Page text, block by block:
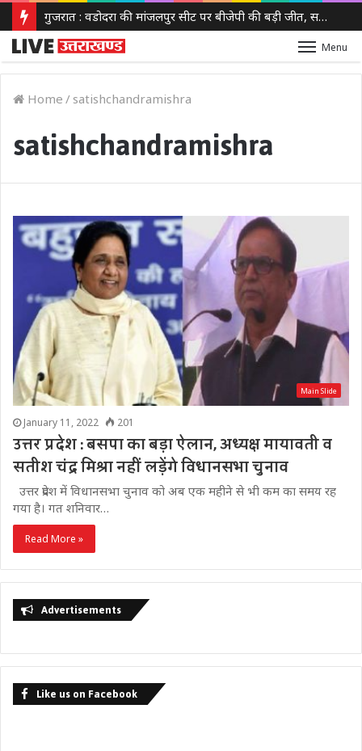
गुजरात : वडोदरा की मांजलपुर सीट पर बीजेपी की बड़ी जीत, सतीश पटेल ने 30,630 वोटों से कांग्रेस को हराया
Menu
Home / satishchandramishra
satishchandramishra
Main Slide
January 11, 2022 201
उत्तर प्रदेश : बसपा का बड़ा ऐलान, अध्यक्ष मायावती व
सतीश चंद्र मिश्रा नहीं लड़ेंगे विधानसभा चुनाव
उत्तर प्रदेश में विधानसभा चुनाव को अब एक महीने से भी कम का समय रह
गया है। गत शनिवार…
Read More »
Advertisements
Like us on Facebook